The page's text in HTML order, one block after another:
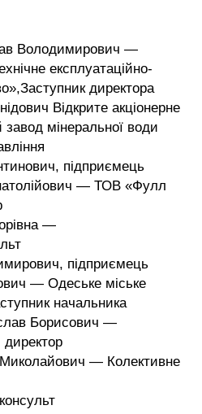
Володимирович —
експлуатаційно-
директора
Відкрите акціонерне
мінеральної води
підприємець
— ТОВ «Фулл
—
підприємець
— Одеське міське
начальника
Борисович —
— Колективне